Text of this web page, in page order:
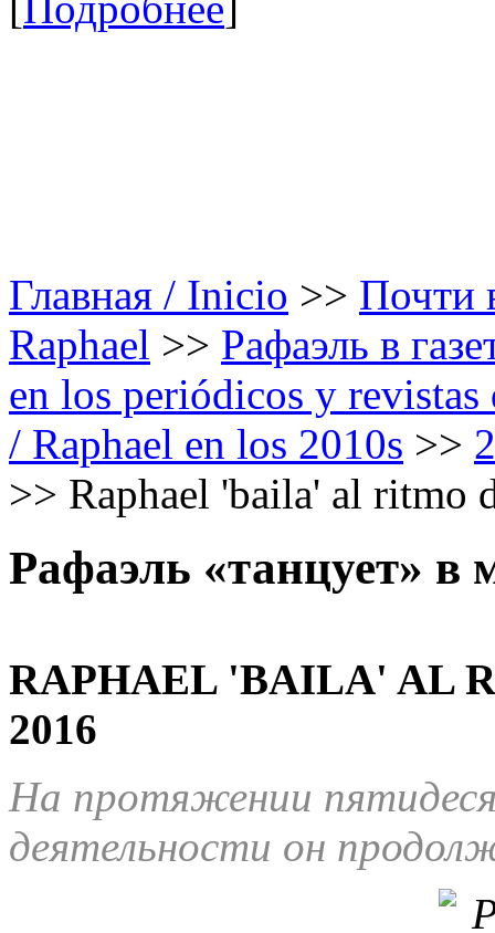
Главная / Inicio >> Почти
Raphael >> Рафаэль в
en los periódicos y
/ Raphael en los 2010s >>
>> Raphael 'baila' al ritmo
Рафаэль «танцует» в
RAPHAEL 'BAILA' AL
2016
На протяжении
деятельности он